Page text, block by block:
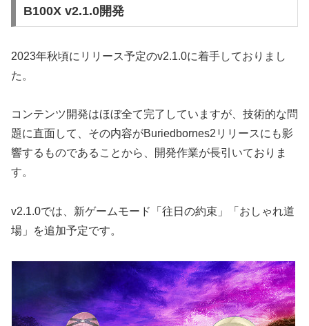
B100X v2.1.0開発
2023年秋頃にリリース予定のv2.1.0に着手しておりまし
た。
コンテンツ開発はほぼ全て完了していますが、技術的な問
題に直面して、その内容がBuriedbornes2リリースにも影
響するものであることから、開発作業が長引いておりま
す。
v2.1.0では、新ゲームモード「往日の約束」「おしゃれ道
場」を追加予定です。